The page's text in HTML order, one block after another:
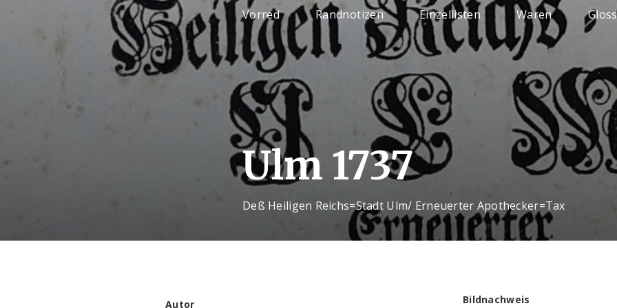
Vorred Randnotizen Einzellisten Waren
Ulm 1737
Deß Heiligen Reichs=Stadt Ulm/ Erneuerter Apothecker=Tax
Autor Bildnachweis